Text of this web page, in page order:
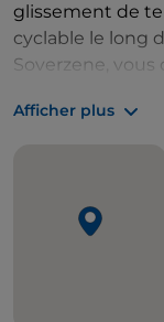
glissement de
cyclable le long
Soverzene, vous
Afficher plus